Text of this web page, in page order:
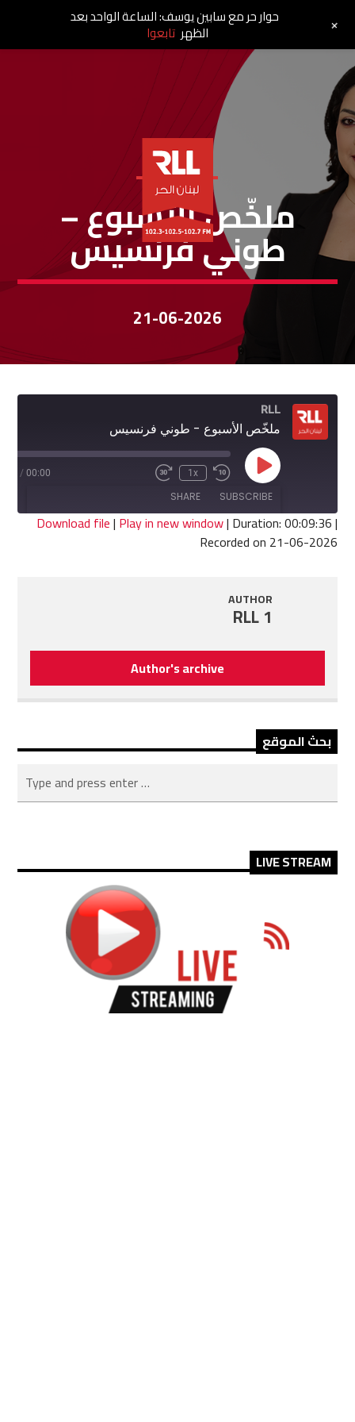
ملخص الأسبوع
ملخّص الأسبوع –
طوني فرنسيس
21-06-2026
RLL
ملخّص الأسبوع - طوني فرنسيس
Play
Episode
Rewind
10
Seconds
1x
Fast
seconds
00:00
/
SUBSCRIBE
SHARE
SHARE
Download file| Play in new window| Duration: 00:09:36|
Recorded on 21-06-2026
AUTHOR
RLL 1
Author's archive
بحث الموقع
LIVE STREAM
حوار حر مع سابين يوسف: الساعة الواحد بعد
الظهر تابعوا +